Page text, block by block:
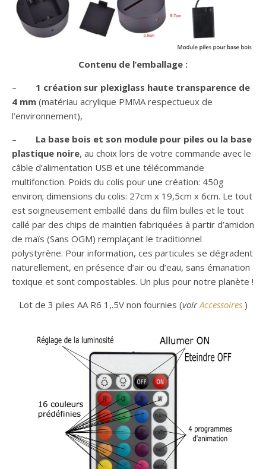
Contenu de l’emballage :
– 1 création sur plexiglass haute transparence de
4 mm (matériau acrylique PMMA respectueux de
l’environnement),
– La base bois et son module pour piles ou la base
plastique noire, au choix lors de votre commande avec le
câble d’alimentation USB et une télécommande
multifonction. Poids du colis pour une création: 450g
environ; dimensions du colis: 27cm x 19,5cm x 6cm. Le tout
est soigneusement emballé dans du film bulles et le tout
callé par des chips de maintien fabriquées à partir d’amidon
de maïs (Sans OGM) remplaçant le traditionnel
polystyrène. Pour information, ces particules se dégradent
naturellement, en présence d’air ou d’eau, sans émanation
toxique et sont compostables. Un plus pour notre planète !
Lot de 3 piles AA R6 1,.5V non fournies (voirAccessoires)